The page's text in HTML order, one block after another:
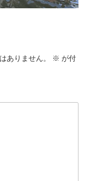
ありません。 ※ が付